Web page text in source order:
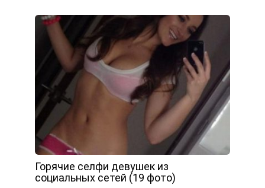
Горячие селфи девушек из
социальных сетей (19 фото)